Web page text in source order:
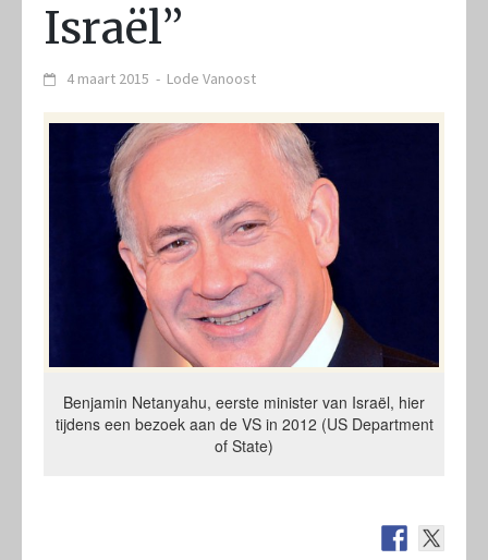
Israël”
4 maart 2015 - Lode Vanoost
Benjamin Netanyahu, eerste minister van Israël, hier
tijdens een bezoek aan de VS in 2012 (US Department
of State)